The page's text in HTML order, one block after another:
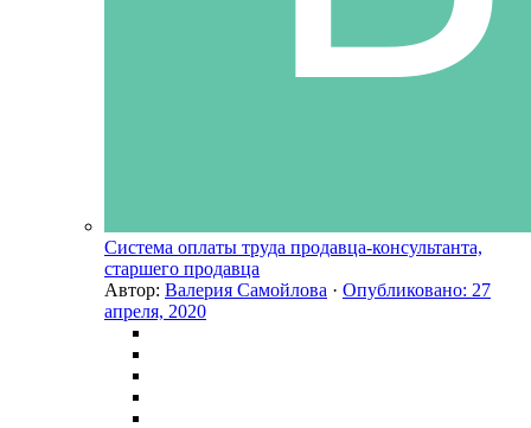
Система оплаты труда продавца-консультанта,
старшего продавца
Автор: Валерия Самойлова · Опубликовано: 27
апреля, 2020